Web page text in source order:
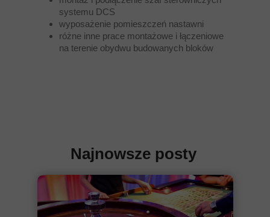
systemu DCS
wyposażenie pomieszczeń nastawni
różne inne prace montażowe i łączeniowe
na terenie obydwu budowanych bloków
Najnowsze posty